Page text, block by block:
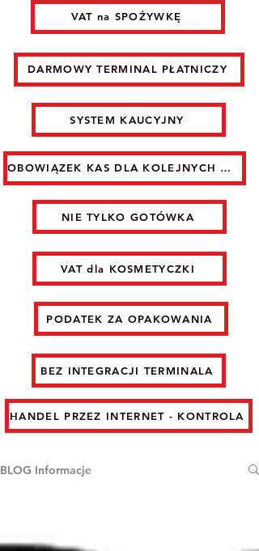
VAT na SPOŻYWKĘ
DARMOWY TERMINAL PŁATNICZY
SYSTEM KAUCYJNY
OBOWIĄZEK KAS DLA KOLEJNYCH GRUP
NIE TYLKO GOTÓWKA
VAT dla KOSMETYCZKI
PODATEK ZA OPAKOWANIA
BEZ INTEGRACJI TERMINALA
HANDEL PRZEZ INTERNET - KONTROLA
BLOG Informacje